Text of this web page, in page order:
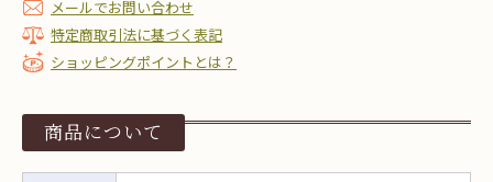
メールでお問い合わせ
特定商取引法に基づく表記
ショッピングポイントとは？
商品について